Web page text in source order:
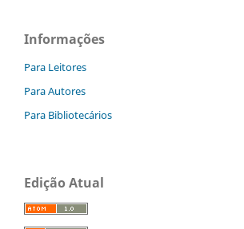
Informações
Para Leitores
Para Autores
Para Bibliotecários
Edição Atual